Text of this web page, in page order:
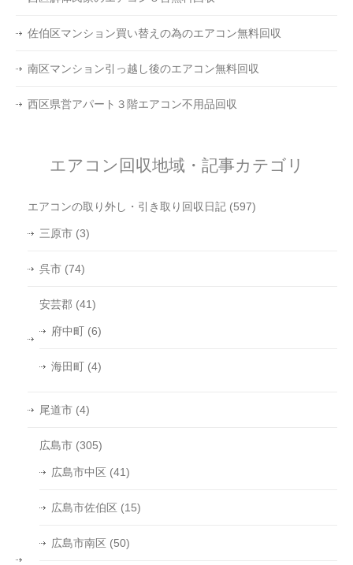
佐伯区マンション買い替えの為のエアコン無料回収
南区マンション引っ越し後のエアコン無料回収
西区県営アパート３階エアコン不用品回収
エアコン回収地域・記事カテゴリ
エアコンの取り外し・引き取り回収日記 (597)
三原市 (3)
呉市 (74)
安芸郡 (41)
府中町 (6)
海田町 (4)
尾道市 (4)
広島市 (305)
広島市中区 (41)
広島市佐伯区 (15)
広島市南区 (50)